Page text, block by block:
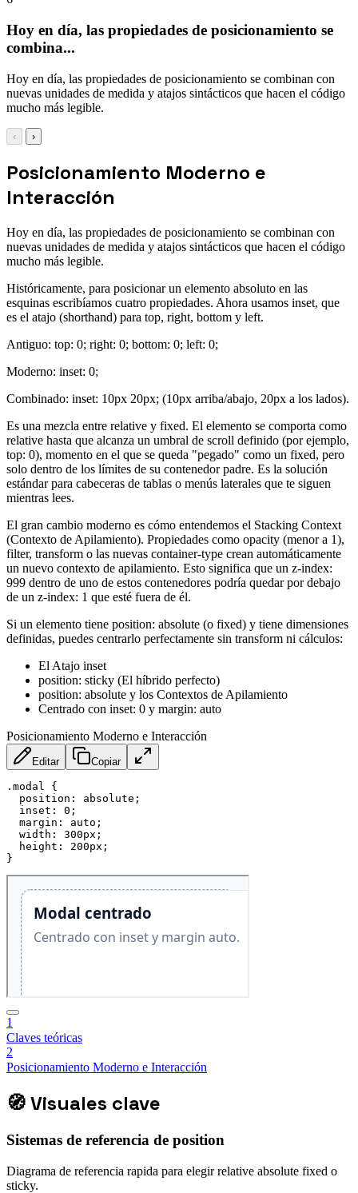
Hoy en día, las propiedades de posicionamiento se
combina...
Hoy en día, las propiedades de posicionamiento se combinan con
nuevas unidades de medida y atajos sintácticos que hacen el código
mucho más legible.
‹ ›
Posicionamiento Moderno e
Interacción
Hoy en día, las propiedades de posicionamiento se combinan con
nuevas unidades de medida y atajos sintácticos que hacen el código
mucho más legible.
Históricamente, para posicionar un elemento absoluto en las
esquinas escribíamos cuatro propiedades. Ahora usamos inset, que
es el atajo (shorthand) para top, right, bottom y left.
Antiguo: top: 0; right: 0; bottom: 0; left: 0;
Moderno: inset: 0;
Combinado: inset: 10px 20px; (10px arriba/abajo, 20px a los lados).
Es una mezcla entre relative y fixed. El elemento se comporta como
relative hasta que alcanza un umbral de scroll definido (por ejemplo,
top: 0), momento en el que se queda "pegado" como un fixed, pero
solo dentro de los límites de su contenedor padre. Es la solución
estándar para cabeceras de tablas o menús laterales que te siguen
mientras lees.
El gran cambio moderno es cómo entendemos el Stacking Context
(Contexto de Apilamiento). Propiedades como opacity (menor a 1),
filter, transform o las nuevas container-type crean automáticamente
un nuevo contexto de apilamiento. Esto significa que un z-index:
999 dentro de uno de estos contenedores podría quedar por debajo
de un z-index: 1 que esté fuera de él.
Si un elemento tiene position: absolute (o fixed) y tiene dimensiones
definidas, puedes centrarlo perfectamente sin transform ni cálculos:
El Atajo inset
position: sticky (El híbrido perfecto)
position: absolute y los Contextos de Apilamiento
Centrado con inset: 0 y margin: auto
Posicionamiento Moderno e Interacción
Editar Copiar
.modal
{
position : absolute ;
inset : 0 ;
margin : auto ;
width : 300px ;
height : 200px ;
}
1
Claves teóricas
2
Posicionamiento Moderno e Interacción
🧭Visuales clave
Sistemas de referencia de position
Diagrama de referencia rapida para elegir relative absolute fixed o
sticky.